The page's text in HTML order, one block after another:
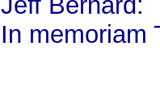
In memoriam